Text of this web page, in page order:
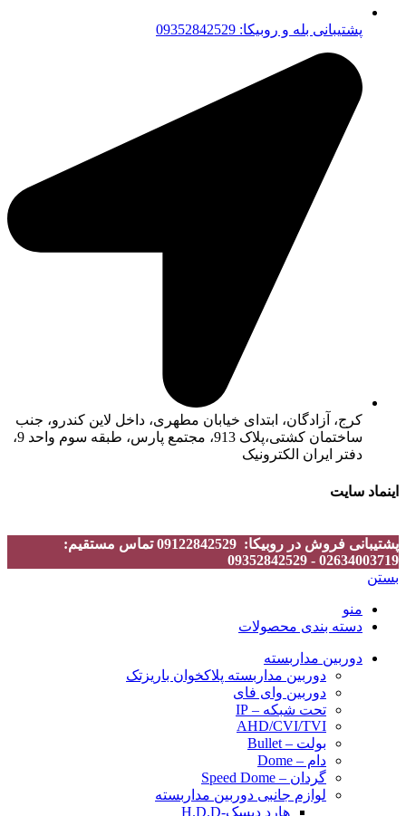
پشتیبانی بله و روبیکا: 09352842529
کرج، آزادگان، ابتدای خیابان مطهری، داخل لاین کندرو، جنب
ساختمان کشتی،پلاک 913، مجتمع پارس، طبقه سوم واحد 9،
دفتر ایران الکترونیک
اینماد سایت
پشتیبانی فروش در روبیکا: 09122842529 تماس مستقیم:
02634003719 - 09352842529
بستن
منو
دسته بندی محصولات
دوربین مداربسته
دوربین مداربسته پلاکخوان باریزتک
دوربین وای فای
تحت شبکه – IP
AHD/CVI/TVI
بولت – Bullet
دام – Dome
گردان – Speed Dome
لوازم جانبی دوربین مداربسته
هارد دیسک-H.D.D